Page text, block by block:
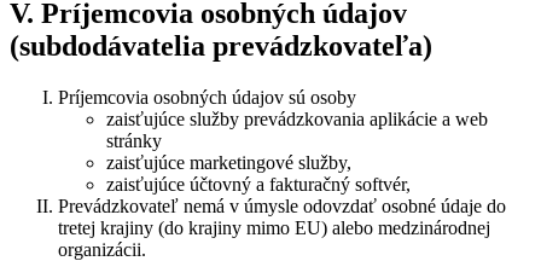
V. Príjemcovia osobných údajov
(subdodávatelia prevádzkovateľa)
Príjemcovia osobných údajov sú osoby
zaisťujúce služby prevádzkovania aplikácie a web
stránky
zaisťujúce marketingové služby,
zaisťujúce účtovný a fakturačný softvér,
Prevádzkovateľ nemá v úmysle odovzdať osobné údaje do
tretej krajiny (do krajiny mimo EU) alebo medzinárodnej
organizácii.